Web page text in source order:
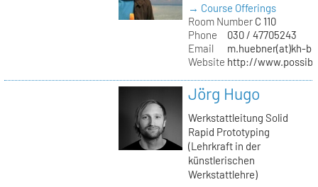
→ Course Offerings
Room NumberC 110
Phone
030 / 47705243
Email
m.huebner(at)kh-
Website http://
Jörg Hugo
Werkstattleitung Solid
Rapid Prototyping
(Lehrkraft in der
künstlerischen
Werkstattlehre)